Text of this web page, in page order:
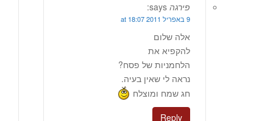
פירגה says:
9 באפריל 2011 at 18:07
אלה שלום
להקפיא את
הלחמניות של פסח?
נראה לי שאין בעיה.
חג שמח ומוצלח
Reply